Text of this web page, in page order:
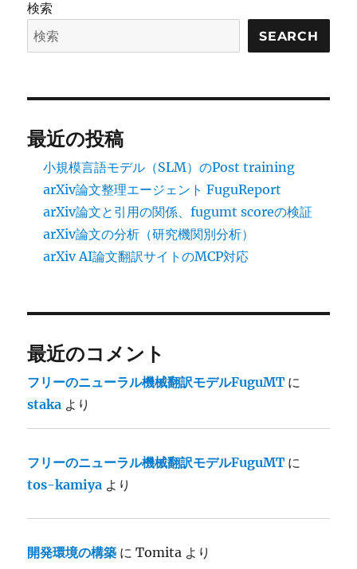
検索
SEARCH
最近の投稿
小規模言語モデル（SLM）のPost training
arXiv論文整理エージェント FuguReport
arXiv論文と引用の関係、fugumt scoreの検証
arXiv論文の分析（研究機関別分析）
arXiv AI論文翻訳サイトのMCP対応
最近のコメント
フリーのニューラル機械翻訳モデルFuguMT に
staka より
フリーのニューラル機械翻訳モデルFuguMT に
tos-kamiya より
開発環境の構築 にTomita より